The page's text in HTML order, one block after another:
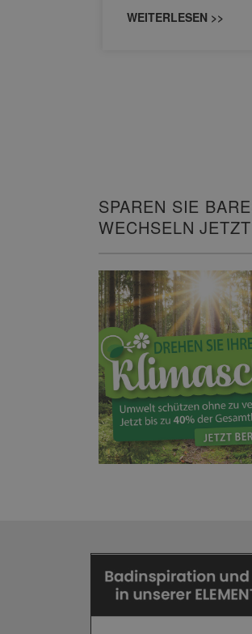
WEITERLESEN >>
SPAREN SIE
WECHSELN